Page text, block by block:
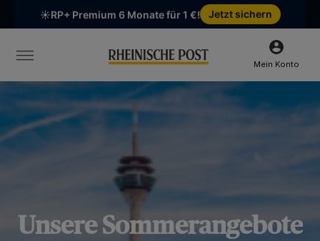
Unsere Öffnungszeiten:
Mo-Fr 6:30–16:00 Uhr | Sa 6:30–12:00 Uhr
Mein Konto
Unsere Sommerangebote